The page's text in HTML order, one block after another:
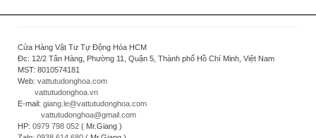
Cửa Hàng Vật Tư Tự Động Hóa HCM
Đc: 12/2 Tân Hàng, Phường 11, Quận 5, Thành phố Hồ Chí Minh, Việt Nam
MST: 8010574181
Web: vattutudonghoa.com
vattutudonghoa.vn
E-mail: giang.le@vattutudonghoa.com
vattutudonghoa@gmail.com
HP: 0979 798 052 ( Mr.Giang )